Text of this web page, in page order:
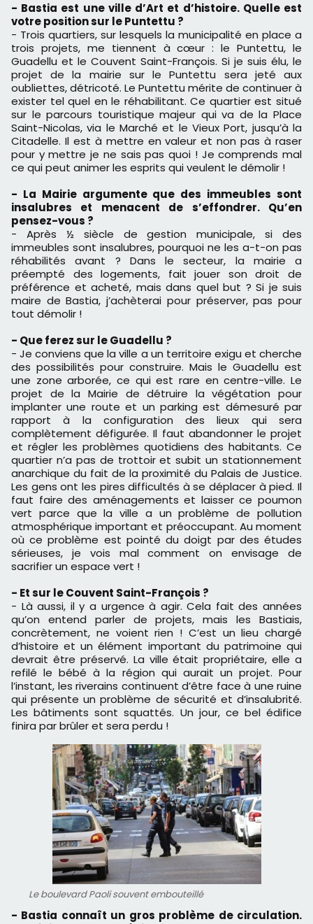
- Bastia est une ville d’Art et d’histoire. Quelle est
votre position sur le Puntettu ?
- Trois quartiers, sur lesquels la municipalité en place a
trois projets, me tiennent à cœur : le Puntettu, le
Guadellu et le Couvent Saint-François. Si je suis élu, le
projet de la mairie sur le Puntettu sera jeté aux
oubliettes, détricoté. Le Puntettu mérite de continuer à
exister tel quel en le réhabilitant. Ce quartier est situé
sur le parcours touristique majeur qui va de la Place
Saint-Nicolas, via le Marché et le Vieux Port, jusqu’à la
Citadelle. Il est à mettre en valeur et non pas à raser
pour y mettre je ne sais pas quoi ! Je comprends mal
ce qui peut animer les esprits qui veulent le démolir !
- La Mairie argumente que des immeubles sont
insalubres et menacent de s’effondrer. Qu’en
pensez-vous ?
- Après ½ siècle de gestion municipale, si des
immeubles sont insalubres, pourquoi ne les a-t-on pas
réhabilités avant ? Dans le secteur, la mairie a
préempté des logements, fait jouer son droit de
préférence et acheté, mais dans quel but ? Si je suis
maire de Bastia, j’achèterai pour préserver, pas pour
tout démolir !
- Que ferez sur le Guadellu ?
- Je conviens que la ville a un territoire exigu et cherche
des possibilités pour construire. Mais le Guadellu est
une zone arborée, ce qui est rare en centre-ville. Le
projet de la Mairie de détruire la végétation pour
implanter une route et un parking est démesuré par
rapport à la configuration des lieux qui sera
complètement défigurée. Il faut abandonner le projet
et régler les problèmes quotidiens des habitants. Ce
quartier n’a pas de trottoir et subit un stationnement
anarchique du fait de la proximité du Palais de Justice.
Les gens ont les pires difficultés à se déplacer à pied. Il
faut faire des aménagements et laisser ce poumon
vert parce que la ville a un problème de pollution
atmosphérique important et préoccupant. Au moment
où ce problème est pointé du doigt par des études
sérieuses, je vois mal comment on envisage de
sacrifier un espace vert !
- Et sur le Couvent Saint-François ?
- Là aussi, il y a urgence à agir. Cela fait des années
qu’on entend parler de projets, mais les Bastiais,
concrètement, ne voient rien ! C’est un lieu chargé
d’histoire et un élément important du patrimoine qui
devrait être préservé. La ville était propriétaire, elle a
refilé le bébé à la région qui aurait un projet. Pour
l’instant, les riverains continuent d’être face à une ruine
qui présente un problème de sécurité et d’insalubrité.
Les bâtiments sont squattés. Un jour, ce bel édifice
finira par brûler et sera perdu !
Le boulevard Paoli souvent embouteillé
- Bastia connaît un gros problème de circulation.